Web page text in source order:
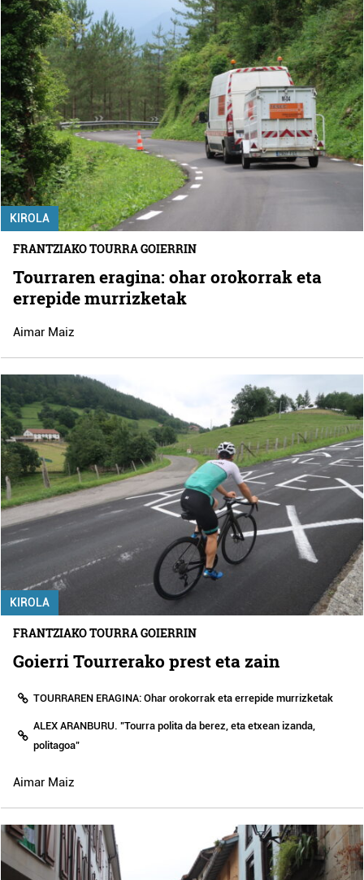
KIROLA
FRANTZIAKO TOURRA GOIERRIN
Tourraren eragina: ohar orokorrak eta
errepide murrizketak
Aimar Maiz
KIROLA
FRANTZIAKO TOURRA GOIERRIN
Goierri Tourrerako prest eta zain
TOURRAREN ERAGINA: Ohar orokorrak eta errepide murrizketak
ALEX ARANBURU. "Tourra polita da berez, eta etxean izanda,
politagoa"
Aimar Maiz